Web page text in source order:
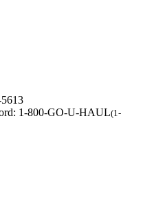
1-800-GO-U-HAUL(1-